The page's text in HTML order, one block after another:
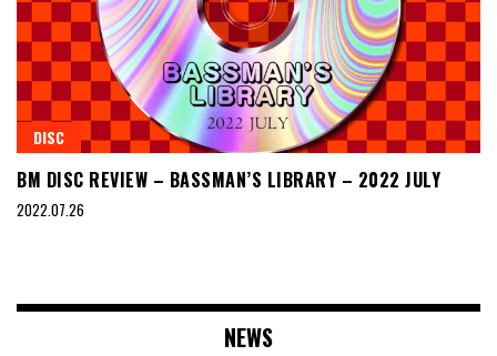
DISC
BM DISC REVIEW – BASSMAN’S LIBRARY – 2022 JULY
2022.07.26
NEWS